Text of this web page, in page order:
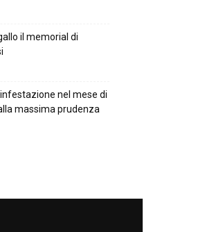
il memorial di
nel mese di
massima prudenza